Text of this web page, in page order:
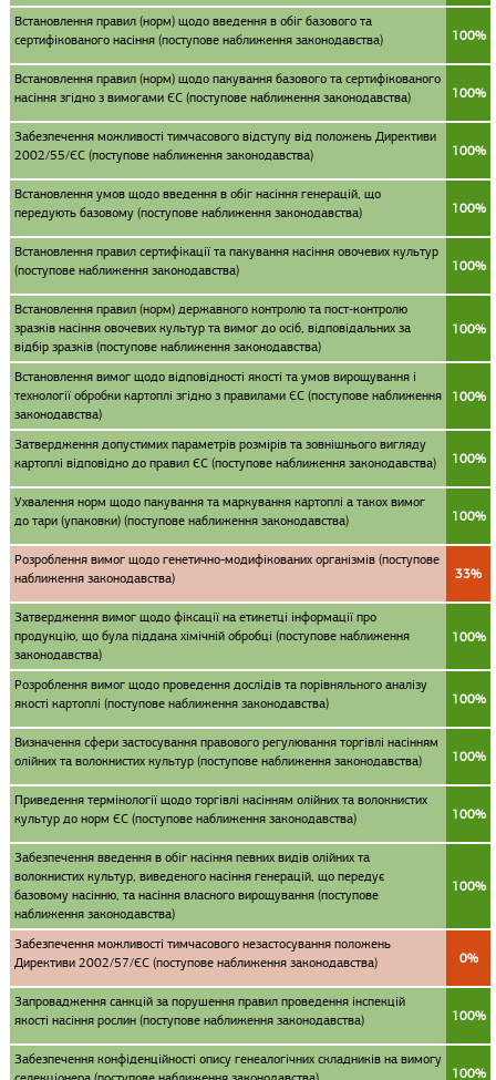
Встановлення правил (норм) щодо введення в обіг базового та
сертифікованого насіння (поступове наближення законодавства)
100%
Встановлення правил (норм) щодо пакування базового та сертифікованого
насіння згідно з вимогами ЄС (поступове наближення законодавства)
100%
Забезпечення можливості тимчасового відступу від положень Директиви
2002/55/ЄС (поступове наближення законодавства)
100%
Встановлення умов щодо введення в обіг насіння генерацій, що
передують базовому (поступове наближення законодавства)
100%
Встановлення правил сертифікації та пакування насіння овочевих культур
(поступове наближення законодавства)
100%
Встановлення правил (норм) державного контролю та пост-контролю
зразків насіння овочевих культур та вимог до осіб, відповідальних за
відбір зразків (поступове наближення законодавства)
100%
Встановлення вимог щодо відповідності якості та умов вирощування і
технології обробки картоплі згідно з правилами ЄС (поступове наближення
законодавства)
100%
Затвердження допустимих параметрів розмірів та зовнішнього вигляду
картоплі відповідно до правил ЄС (поступове наближення законодавства)
100%
Ухвалення норм щодо пакування та маркування картоплі а такох вимог
до тари (упаковки) (поступове наближення законодавства)
100%
Розроблення вимог щодо генетично-модифікованих організмів (поступове
наближення законодавства)
33%
Затвердження вимог щодо фіксації на етикетці інформації про
продукцію, що була піддана хімічній обробці (поступове наближення
законодавства)
100%
Розроблення вимог щодо проведення дослідів та порівняльного аналізу
якості картоплі (поступове наближення законодавства)
100%
Визначення сфери застосування правового регулювання торгівлі насінням
олійних та волокнистих культур (поступове наближення законодавства)
100%
Приведення термінології щодо торгівлі насінням олійних та волокнистих
культур до норм ЄС (поступове наближення законодавства)
100%
Забезпечення введення в обіг насіння певних видів олійних та
волокнистих культур, виведеного насіння генерацій, що передує
базовому насінню, та насіння власного вирощування (поступове
наближення законодавства)
100%
Забезпечення можливості тимчасового незастосування положень
Директиви 2002/57/ЄС (поступове наближення законодавства)
0%
Запровадження санкцій за порушення правил проведення інспекцій
якості насіння рослин (поступове наближення законодавства)
100%
Забезпечення конфіденційності опису генеалогічних складників на вимогу
100%